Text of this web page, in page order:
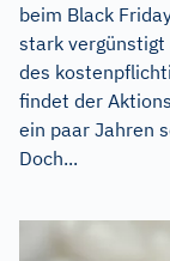
beim Black
stark
des
findet der
ein paar Jahren
Doch...